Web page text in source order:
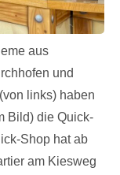
aus
und
links) haben
Bild) die Quick-
Shop hat ab
am Kiesweg